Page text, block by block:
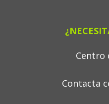
Centro
Contacta